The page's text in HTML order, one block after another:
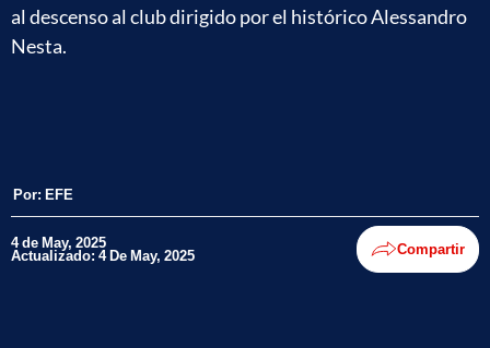
al descenso al club dirigido por el histórico Alessandro
Nesta.
Por: EFE
4 de May, 2025
Actualizado: 4 De May, 2025 Compartir